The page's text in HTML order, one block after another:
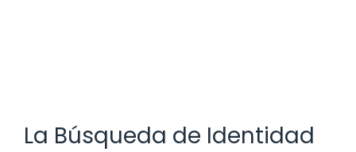
La Búsqueda de Identidad